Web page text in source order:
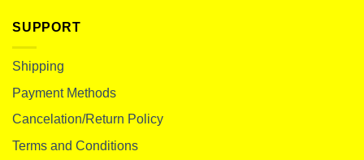
SUPPORT
Shipping
Payment Methods
Cancelation/Return Policy
Terms and Conditions